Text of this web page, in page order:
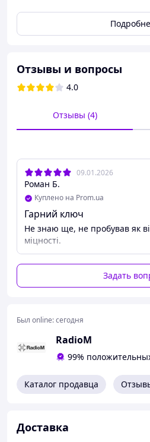
Параметры:
Быстросъёмный
использовать
Прочный материал
Подходит для гаек,
Отзывы и вопросы
4.0
Отзывы (4)
09.01.2026
Роман Б.
Куплено на Prom.ua
Гарний ключ
Не знаю ще, не пробував як
міцності.
Задать
Был online:сегодня
RadioM
99%
Каталог продавца
Доставка